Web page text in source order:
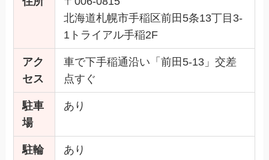
北海道札幌市手稲区前田5条13丁目3-
1トライアル手稲2F
アク
セス
車で下手稲通沿い「前田5-13」交差
点すぐ
駐車
場
あり
駐輪
あり